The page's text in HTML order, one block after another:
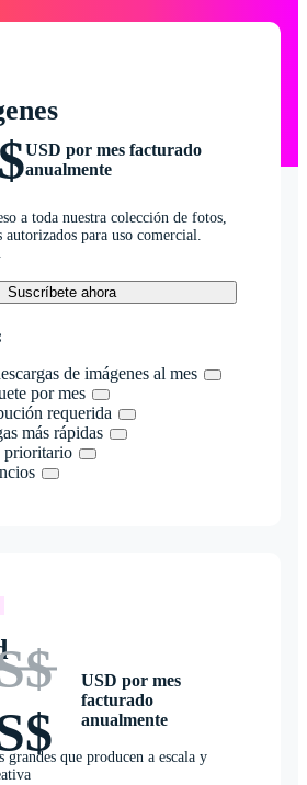
USD por mes facturado
anualmente
a toda nuestra colección de fotos,
para uso comercial.
Suscríbete ahora
de imágenes al mes
por mes
requerida
más rápidas
prioritario
USD por mes
facturado
anualmente
grandes que producen a escala y